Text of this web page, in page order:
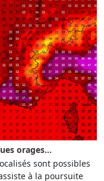
orages...
sont possibles
à la poursuite